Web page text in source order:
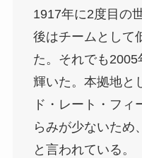
1917年に2度目の
後はチームとして
た。それでも
輝いた。本拠地と
ド・レート・フ
らみが少ないため
と言われている。